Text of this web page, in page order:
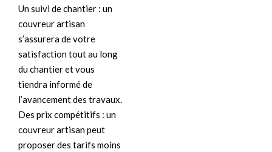
Un suivi de chantier : un
couvreur artisan
s’assurera de votre
satisfaction tout au long
du chantier et vous
tiendra informé de
l’avancement des travaux.
Des prix compétitifs : un
couvreur artisan peut
proposer des tarifs moins